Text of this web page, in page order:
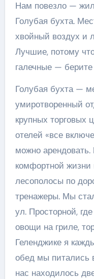
Нам повезло —
Голубая бухта.
хвойный воздух и
Лучшие, потому
галечные —
Голубая бухта —
умиротворенный
крупных торговых
отелей «все
можно арендовать.
комфортной жизни
лесополосы по
тренажеры. Мы
ул. Просторной,
овощи на гриле,
Геленджике я
обед мы питались
нас находилось